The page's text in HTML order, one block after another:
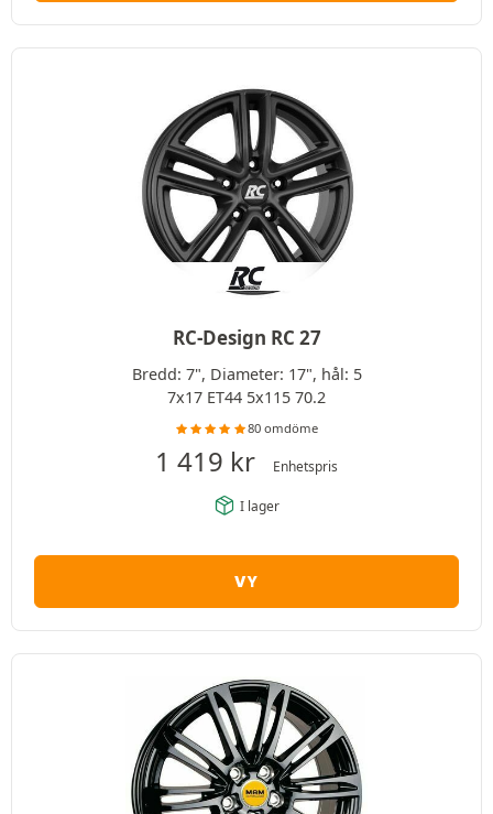
RC-Design RC 27
Bredd: 7", Diameter: 17", hål: 5
7x17 ET44 5x115 70.2
80 omdöme
1 419 kr Enhetspris
I lager
VY